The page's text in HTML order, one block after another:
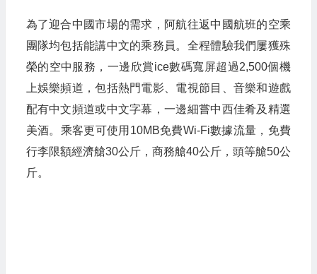
為了迎合中國市場的需求，阿航往返中國航班的空乘
團隊均包括能講中文的乘務員。全程體驗我們屢獲殊
榮的空中服務，一邊欣賞ice數碼寬屏超過2,500個機
上娛樂頻道，包括熱門電影、電視節目、音樂和遊戲
配有中文頻道或中文字幕，一邊細嘗中西佳肴及精選
美酒。乘客更可使用10MB免費Wi-Fi數據流量，免費
行李限額經濟艙30公斤，商務艙40公斤，頭等艙50公
斤。